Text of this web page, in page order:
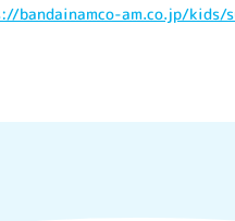
bandainamco-am.co.jp/kids/